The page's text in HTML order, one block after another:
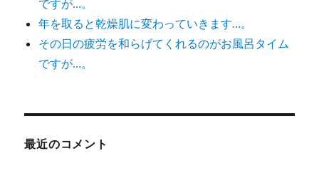
ですが…。
年を取ると乾燥肌に変わっていきます…。
その日の疲労を和らげてくれるのがお風呂タイム
ですが…。
最近のコメント